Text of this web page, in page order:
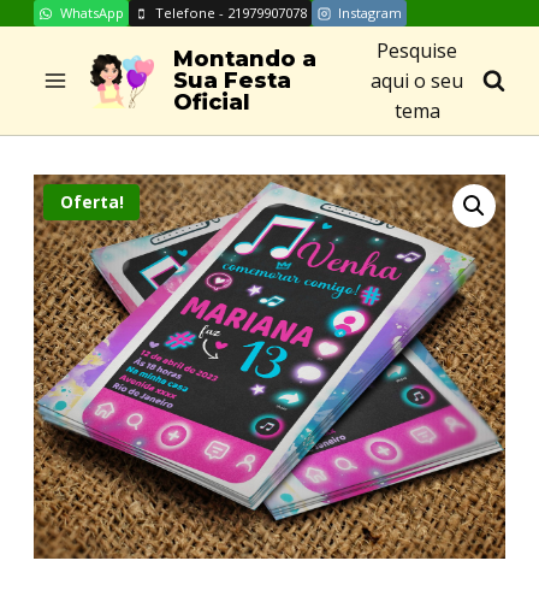
Skip
content
WhatsApp Telefone - 21979907078 Instagram
Montando a
Sua Festa
Oficial
Pesquise
aqui o seu
tema
Oferta!